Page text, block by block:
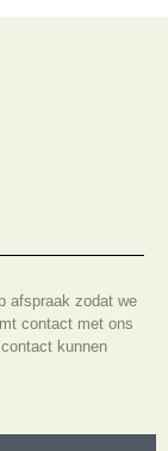
afspraak zodat we
contact met ons
kunnen